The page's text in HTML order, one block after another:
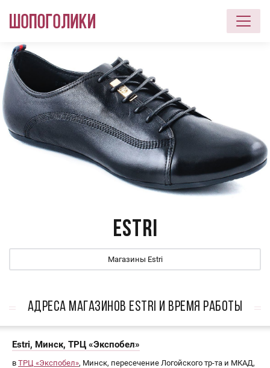
Перейти к основному содержанию
Estri
Магазины Estri
АДРЕСА МАГАЗИНОВ Estri И ВРЕМЯ РАБОТЫ
Estri, Минск, ТРЦ «Экспобел»
в ТРЦ «Экспобел», Минск, пересечение Логойского тр-та и МКАД,